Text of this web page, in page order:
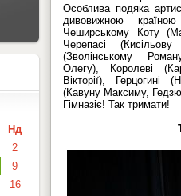
Особлива подяка
дивовижною
Чеширському Коту
Черепасі
(Зволінському
Олегу), Королеві
Вікторії),
(Кавуну Максиму,
Гімназіє! Так тримати!
Нд
2
9
16